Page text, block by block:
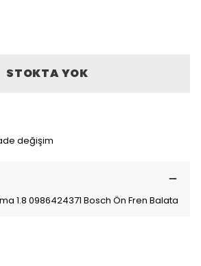
STOKTA YOK
değişim
1.8 0986424371 Bosch Ön Fren Balata